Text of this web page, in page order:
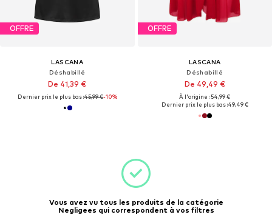
OFFRE
LASCANA
Déshabillé
De 41,39 €
Dernier prix le plus bas :45,99 €-10%
OFFRE
LASCANA
Déshabillé
De 49,49 €
À l'origine : 54,99 €
Dernier prix le plus bas :49,49 €
Vous avez vu tous les produits de la catégorie
Negligees qui correspondent à vos filtres